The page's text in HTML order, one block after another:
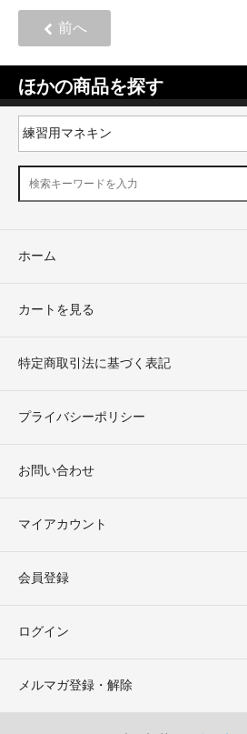
前へ
ほかの商品を探す
ホーム
カートを見る
特定商取引法に基づく表記
プライバシーポリシー
お問い合わせ
マイアカウント
会員登録
ログイン
メルマガ登録・解除